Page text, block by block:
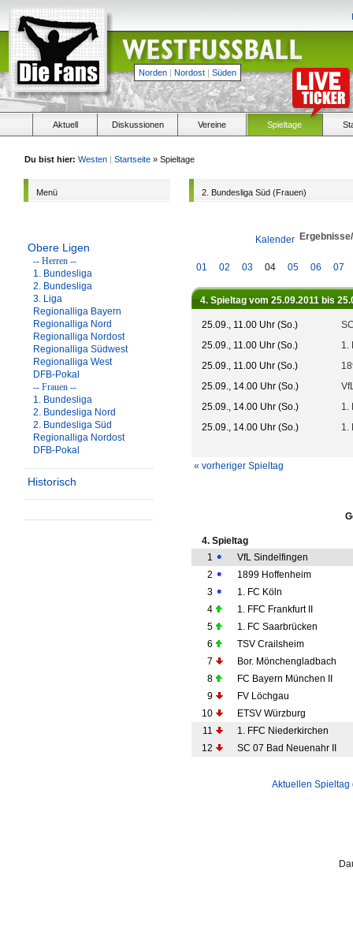
Norden | Nordost | Süden
Aktuell Diskussionen Vereine Spieltage
Du bist hier: Westen | Startseite » Spieltage
Menü
Obere Ligen
-- Herren --
1. Bundesliga
2. Bundesliga
3. Liga
Regionalliga Bayern
Regionalliga Nord
Regionalliga Nordost
Regionalliga Südwest
Regionalliga West
DFB-Pokal
-- Frauen --
1. Bundesliga
2. Bundesliga Nord
2. Bundesliga Süd
Regionalliga Nordost
DFB-Pokal
Historisch
2. Bundesliga Süd (Frauen)
Kalender
01 02 03 04 05 06 07
4. Spieltag vom 25.09.2011 bis
25.09., 11.00 Uhr (So.)
25.09., 11.00 Uhr (So.)
1.
25.09., 11.00 Uhr (So.)
25.09., 14.00 Uhr (So.)
25.09., 14.00 Uhr (So.)
1.
25.09., 14.00 Uhr (So.)
1.
« vorheriger Spieltag
4. Spieltag
1
VfL Sindelfingen
2
1899 Hoffenheim
3
1. FC Köln
4
1. FFC Frankfurt II
5
1. FC Saarbrücken
6
TSV Crailsheim
7
Bor. Mönchengladbach
8
FC Bayern München II
9
FV Löchgau
10
ETSV Würzburg
11
1. FFC Niederkirchen
12
SC 07 Bad Neuenahr II
Aktuellen Spieltag